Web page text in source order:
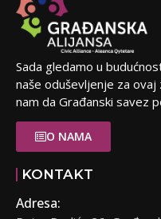
Sada gledamo u
naše oduševljenje za
nam da Građanski savez
O NAMA
KONTAKT
Adresa: